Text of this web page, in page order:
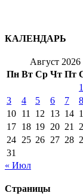
КАЛЕНДАРЬ
Август 2026
Пн Вт Ср Чт Пт
1
3
4 5 6 7 8
10 11 12 13 14
17 18 19 20 21
24 25 26 27 28
31
« Июл
Страницы